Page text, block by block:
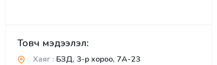
Товч мэдээлэл:
Хаяг : БЗД, 3-р хороо, 7А-23